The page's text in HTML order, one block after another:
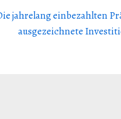
jahrelang einbezahlten
ausgezeichnete